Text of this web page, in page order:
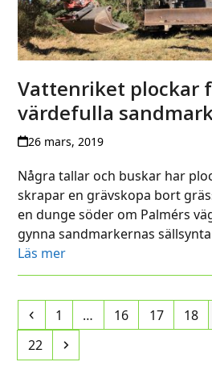
Vattenriket plockar
värdefulla
26 mars, 2019
Några tallar och buskar har
skrapar en grävskopa bort
en dunge söder om Palmérs
gynna sandmarkernas
Läs mer
Previous
Page
1 … Page
16 Page
17 Page
18
Page
22 Next